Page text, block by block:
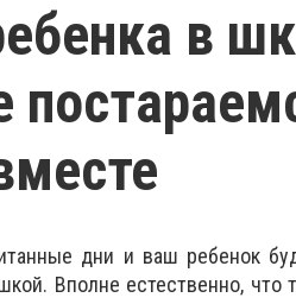
в
дни и ваш ребенок
Вполне естественно,